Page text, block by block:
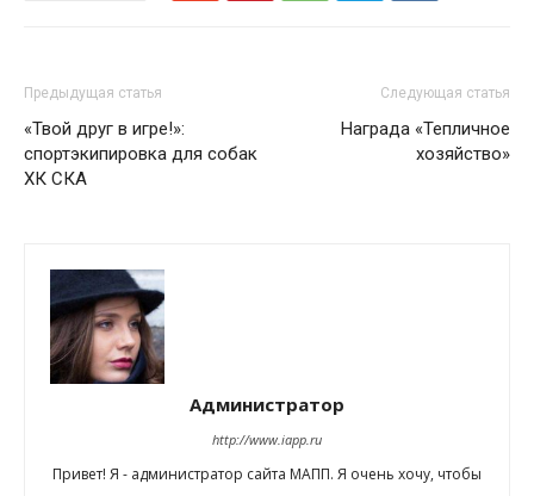
Предыдущая статья
«Твой друг в игре!»:
спортэкипировка для собак
ХК СКА
Следующая статья
Награда «Тепличное
хозяйство»
Администратор
http://www.iapp.ru
Привет! Я - администратор сайта МАПП. Я очень хочу, чтобы